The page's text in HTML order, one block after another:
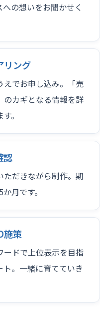
の想いをお聞かせく
リング
えでお申し込み。「売
のカギとなる情報を詳
。
認
ただきながら制作。期
月です。
施策
ードで上位表示を目指
ト。一緒に育てていき